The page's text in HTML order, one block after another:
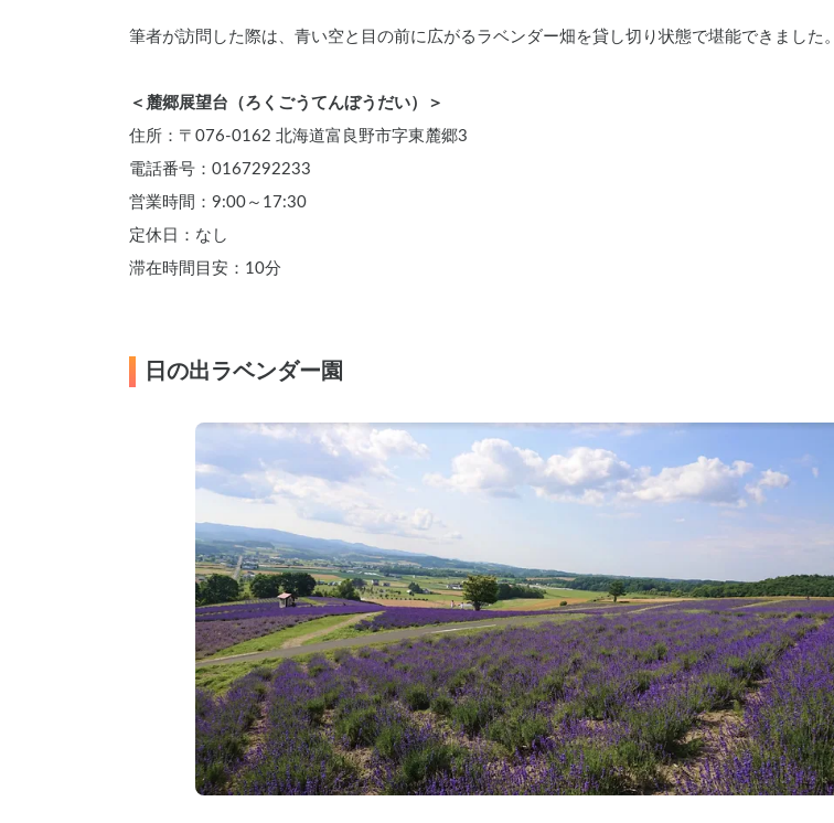
筆者が訪問した際は、青い空と目の前に広がるラベンダー畑を貸し切り状態で堪能できました。
＜麓郷展望台（ろくごうてんぼうだい）＞
住所：〒076-0162 北海道富良野市字東麓郷3
電話番号：0167292233
営業時間：9:00～17:30
定休日：なし
滞在時間目安：10分
日の出ラベンダー園